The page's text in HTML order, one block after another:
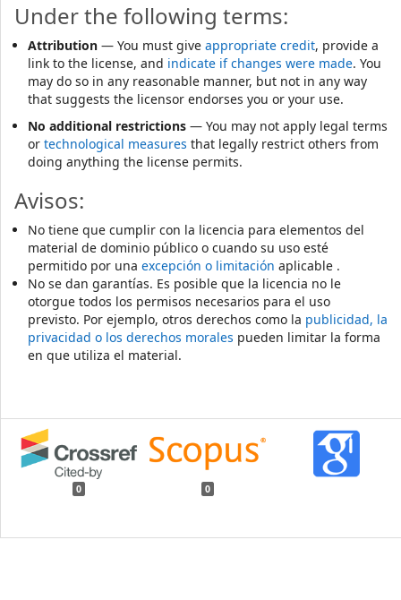
Under the following terms:
Attribution — You must give appropriate credit, provide a
link to the license, and indicate if changes were made. You
may do so in any reasonable manner, but not in any way
that suggests the licensor endorses you or your use.
No additional restrictions — You may not apply legal terms
or technological measures that legally restrict others from
doing anything the license permits.
Avisos:
No tiene que cumplir con la licencia para elementos del
material de dominio público o cuando su uso esté
permitido por una excepción o limitación aplicable .
No se dan garantías. Es posible que la licencia no le
otorgue todos los permisos necesarios para el uso
previsto. Por ejemplo, otros derechos como la publicidad, la
privacidad o los derechos morales pueden limitar la forma
en que utiliza el material.
0 0